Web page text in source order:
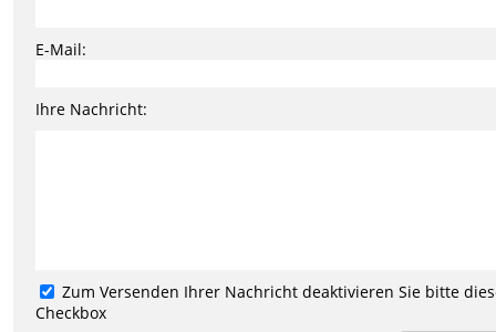
E-Mail:
Ihre Nachricht:
Zum Versenden Ihrer Nachricht deaktivieren Sie bitte
Checkbox